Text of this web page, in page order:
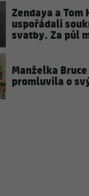
Zendaya a Tom
uspořádali
svatby. Za půl
Manželka
promluvila o